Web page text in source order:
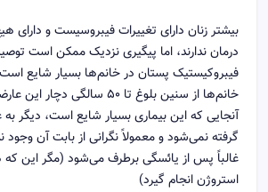
بیشتر زنان دارای تغییرات فیبروسیست و دارای
درمان ندارند، اما پیگیری نزدیک ممکن است
خانم‌ها از سنین بلوغ تا ۵۰ سالگی
آنجایی که این بیماری بسیار شایع است، دیگر به
گرفته نمی‌شود و معمولاً نگرانی از بابت آن وجود
غالباً پس از یائسگی برطرف می‌شود (مگر این که
استروژن انجام گیرد)